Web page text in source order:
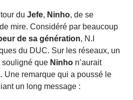
du Jefe, Ninho, de se
mire. Considéré par beaucoup
de sa génération, N.I
du DUC. Sur les réseaux, un
souligné que Ninho n’aurait
. Une remarque qui a poussé le
un long message :